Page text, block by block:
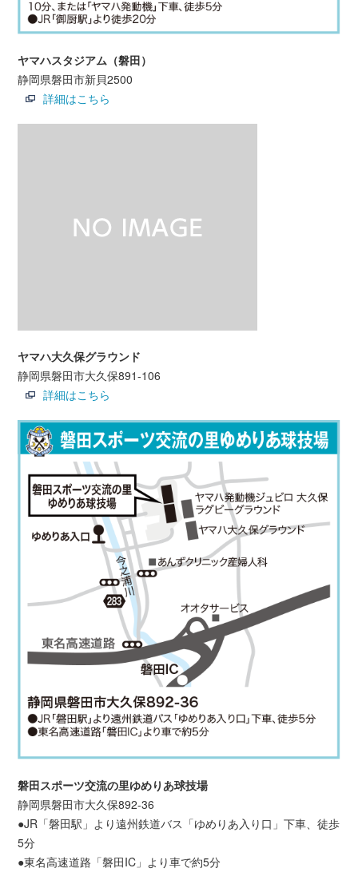
ヤマハスタジアム（磐田）
静岡県磐田市新貝2500
詳細はこちら
ヤマハ大久保グラウンド
静岡県磐田市大久保891-106
詳細はこちら
磐田スポーツ交流の里ゆめりあ球技場
静岡県磐田市大久保892-36
●JR「磐田駅」より遠州鉄道バス「ゆめりあ入り口」下車、徒歩
5分
●東名高速道路「磐田IC」より車で約5分